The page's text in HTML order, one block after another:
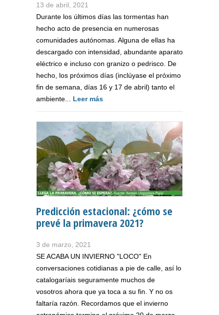
13 de abril, 2021
Durante los últimos días las tormentas han
hecho acto de presencia en numerosas
comunidades autónomas. Alguna de ellas ha
descargado con intensidad, abundante aparato
eléctrico e incluso con granizo o pedrisco. De
hecho, los próximos días (inclúyase el próximo
fin de semana, días 16 y 17 de abril) tanto el
ambiente... Leer más
Predicción estacional: ¿cómo se
prevé la primavera 2021?
3 de marzo, 2021
SE ACABA UN INVIERNO "LOCO" En
conversaciones cotidianas a pie de calle, así lo
catalogaríais seguramente muchos de
vosotros ahora que ya toca a su fin. Y no os
faltaría razón. Recordamos que el invierno